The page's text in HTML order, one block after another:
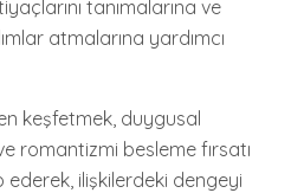
tanımalarına ve
atmalarına yardımcı
keşfetmek, duygusal
romantizmi besleme fırsatı
ilişkilerdeki dengeyi